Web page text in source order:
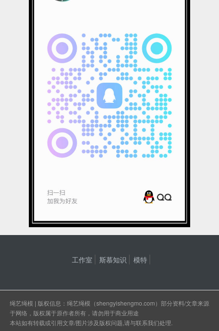
工作室 斯慕知识 模特
绳艺绳模 | 版权信息：绳艺绳模（shengyishengmo.com）部分资料/文章来源
于网络，版权属于原作者所有，请勿用于商业用途
本站如有转载或引用文章/图片涉及版权问题,请与联系我们处理.